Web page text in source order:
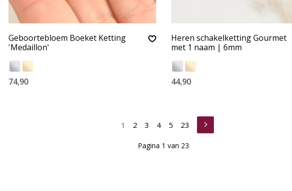
Geboortebloem Boeket Ketting
'Medaillon'
74,90
Heren schakelketting Gourmet
met 1 naam | 6mm
44,90
1 2 3 4 5 23
Pagina 1 van 23